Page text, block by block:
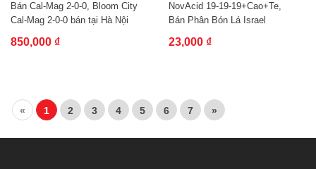
Bán Cal-Mag 2-0-0, Bloom City
Cal-Mag 2-0-0 bán tại Hà Nội
850,000 ₫
NovAcid 19-19-19+Cao+Te,
Bán Phân Bón Lá Israel
23,000 ₫
« 1 2 3 4 5 6 7 »